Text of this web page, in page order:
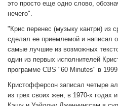
это просто еще одно слово,
нечего".
"Крис перенес (музыку кантри) из
сделал ее приемлемой и написал
самые лучшие из возможных
один из первых исполнителей
программе CBS "60 Minutes" в
Кристофферсон записал четыре
из трех своих жен, в 1970-х годах